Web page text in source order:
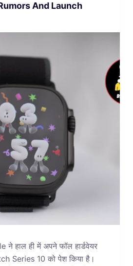
And Launch
ने हाल ही में अपने फॉल हार्डवेयर
Series 10 को पेश किया है।